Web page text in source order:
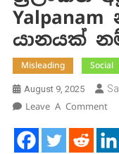
යානයක්
Misleading Social
August 9, 2025
Leave A CommentOn